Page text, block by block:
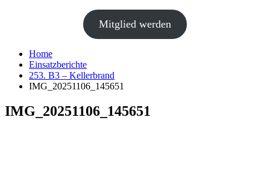
Mitglied werden
Home
Einsatzberichte
253. B3 – Kellerbrand
IMG_20251106_145651
IMG_20251106_145651